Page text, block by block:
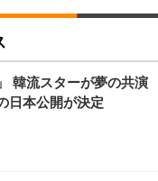
／デスクチェア メッシ
ブラック
クチェア 疲れない テレ
ト 30度ロッキング機
90度跳ね上げ式アーム
ムモニター | FlexScan
ター DualSense 充電
ーツ 厚型 ワイド 42枚
イトブルー)
ツ L 中型犬用 26枚入
韓流スターが夢の共演
日本公開が決定